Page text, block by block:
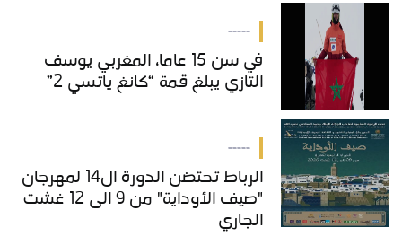
-----
في سن 15 عاما، المغربي يوسف
التازي يبلغ قمة “كانغ ياتسي 2”
-----
الرباط تحتضن الدورة ال14 لمهرجان
"صيف الأوداية" من 9 الى 12 غشت
الجاري